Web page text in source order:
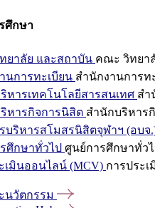
ศึกษา
ยาลัย และสถาบัน คณะ วิทยา
นการทะเบียน สำนักงานการท
หารเทคโนโลยีสารสนเทศ สำ
หารกิจการนิสิต สำนักบริหาร
บริหารสโมสรนิสิตจุฬาฯ (อบจ
ศึกษาทั่วไป ศูนย์การศึกษาทั่ว
เมินออนไลน์ (MCV) การประ
นวัตกรรม